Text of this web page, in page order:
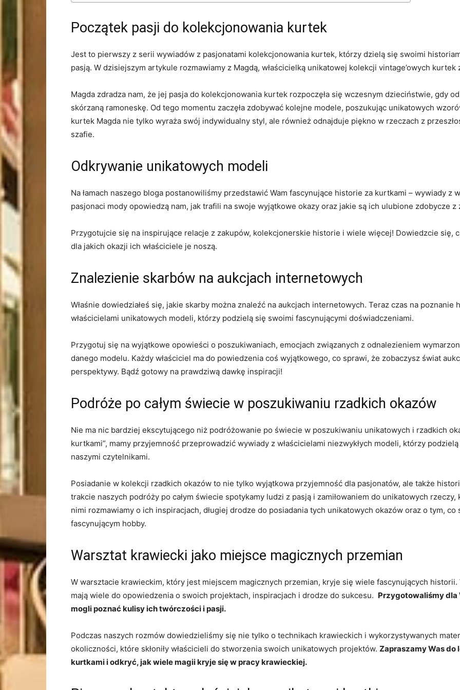
Początek pasji do kolekcjonowania kurtek
Jest to pierwszy z serii wywiadów z pasjonatami ‍kolekcjonowania kurtek, którzy dzielą się swoimi
pasją. W dzisiejszym artykule ​rozmawiamy z Magdą,⁢ właścicielką unikatowej kolekcji vintage’owych kurtek
Magda zdradza nam, że jej pasja do⁢ kolekcjonowania kurtek rozpoczęła się wczesnym ​dzieciństwie, gdy
skórzaną ramoneskę. Od tego momentu zaczęła zdobywać ⁢kolejne modele, poszukując unikatowych
⁤kurtek ⁢Magda nie tylko wyraża ⁤swój indywidualny​ styl, ale ​również ‌odnajduje piękno w rzeczach z
szafie.
Odkrywanie unikatowych modeli
Na łamach naszego bloga postanowiliśmy przedstawić Wam fascynujące historie za kurtkami ⁤– wywiady z
pasjonaci mody opowiedzą nam, jak trafili na swoje wyjątkowe okazy oraz jakie są ich ulubione zdobycze z
Przygotujcie się na ‌inspirujące relacje z zakupów, ​kolekcjonerskie historie i wiele ⁤więcej!‍ Dowiedzcie się,
dla⁢ jakich okazji ich właściciele je noszą.
Znalezienie ​skarbów na aukcjach internetowych
Właśnie dowiedziałeś się, jakie skarby można⁤ znaleźć na aukcjach internetowych. Teraz czas na
właścicielami unikatowych modeli,‌ którzy⁣ podzielą się swoimi ⁣fascynującymi⁤ doświadczeniami.
Przygotuj się na ‌wyjątkowe⁣ opowieści o poszukiwaniach, emocjach związanych z odnalezieniem
danego modelu. Każdy właściciel ma do powiedzenia coś wyjątkowego, co sprawi, że zobaczysz świat
perspektywy. ⁢Bądź gotowy na prawdziwą dawkę inspiracji!
Podróże po całym świecie w poszukiwaniu rzadkich okazów
Nie⁢ ma nic bardziej ​ekscytującego​ niż podróżowanie po świecie⁤ w ⁢poszukiwaniu ‌unikatowych i rzadkich
kurtkami”, mamy przyjemność przeprowadzić ⁣wywiady z właścicielami niezwykłych modeli, którzy
naszymi czytelnikami.
Posiadanie w⁣ kolekcji rzadkich okazów to‍ nie tylko wyjątkowa przyjemność dla​ pasjonatów, ale ‌także
trakcie ⁤naszych podróży po całym świecie spotykamy ludzi z ​pasją i zamiłowaniem do unikatowych
nimi​ rozmawiamy o ich inspiracjach, długiej drodze do posiadania‌ tych unikatowych okazów‍ oraz o ‌tym,
⁢fascynującym hobby.
Warsztat krawiecki jako ‍miejsce magicznych przemian
W warsztacie krawieckim, ⁤który jest miejscem magicznych przemian, kryje się wiele fascynujących
mają wiele do opowiedzenia o⁣ swoich projektach, inspiracjach ​i⁢ drodze do sukcesu. ⁢ Przygotowaliśmy dla
mogli poznać kulisy ich twórczości‌ i‍ pasji.
Podczas naszych⁣ rozmów dowiedzieliśmy się nie tylko o technikach krawieckich i wykorzystywanych
okoliczności, które skłoniły właścicieli do stworzenia swoich ⁤unikatowych projektów. Zapraszamy ​Was
kurtkami ⁤i odkryć, ​jak wiele magii kryje się w pracy krawieckiej.